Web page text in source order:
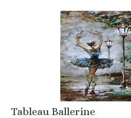
Tableau Ballerine